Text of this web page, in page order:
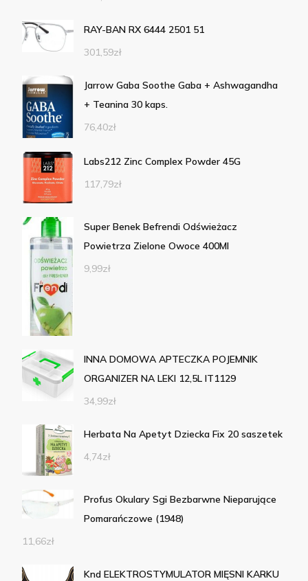
RAY-BAN RX 6444 2501 51
301,59zł
Jarrow Gaba Soothe Gaba + Ashwagandha
+ Teanina 30 kaps.
76,40zł
Labs212 Zinc Complex Powder 45G
117,79zł
Super Benek Befrendi Odświeżacz
Powietrza Zielone Owoce 400Ml
9,99zł
INNA DOMOWA APTECZKA POJEMNIK
ORGANIZER NA LEKI 12,5L IT1129
34,99zł
Herbata Na Apetyt Dziecka Fix 20 saszetek
4,74zł
Profus Okulary Sgi Bezbarwne Nieparujące
Pomarańczowe (1948)
11,66zł
Knd ELEKTROSTYMULATOR MIĘSNI KARKU